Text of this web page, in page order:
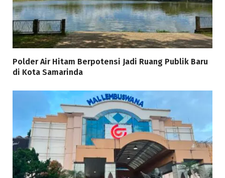
Polder Air Hitam Berpotensi Jadi Ruang Publik Baru
di Kota Samarinda